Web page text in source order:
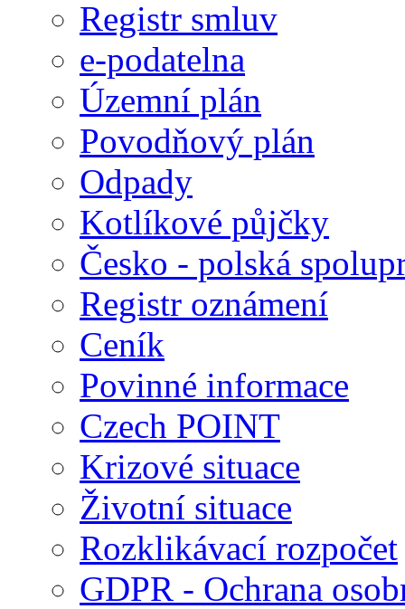
Registr smluv
e-podatelna
Územní plán
Povodňový plán
Odpady
Kotlíkové půjčky
Česko - polská
Registr oznámení
Ceník
Povinné informace
Czech POINT
Krizové situace
Životní situace
Rozklikávací rozpočet
GDPR - Ochrana